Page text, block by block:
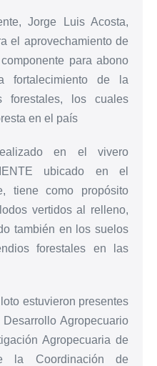
Jorge Luis Acosta,
el aprovechamiento de
para abono
fortalecimiento de la
forestales, los cuales
en el país
en el vivero
ubicado en el
tiene como propósito
vertidos al relleno,
también en los suelos
forestales en las
estuvieron presentes
Agropecuario
Agropecuaria de
la Coordinación de